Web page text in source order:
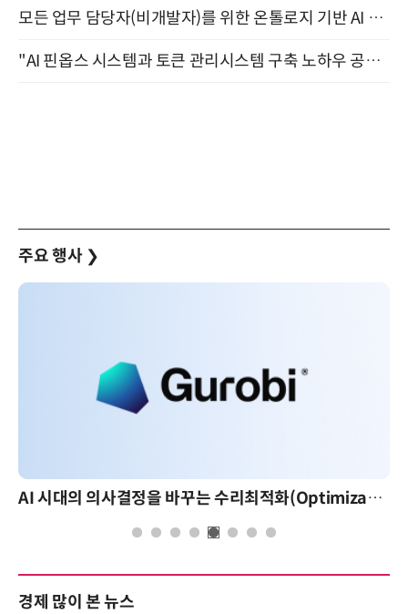
모든 업무 담당자(비개발자)를 위한 온톨로지 기반 AI 지식체계 설계 1-day 워크숍 8월 20일 개최
"AI 핀옵스 시스템과 토큰 관리시스템 구축 노하우 공개" 잠실 한국광고문화회관 2층 대회의실 (8/21)
주요 행사 ❯
AI 시대의 의사결정을 바꾸는 수리최적화(Optimization): 실제 산업 적용 사례와 활용 전략
경제 많이 본 뉴스